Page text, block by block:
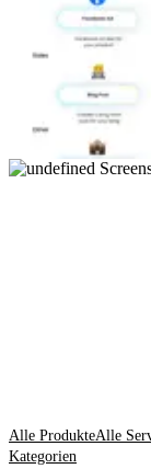
Alle ProdukteAlle
Kategorien